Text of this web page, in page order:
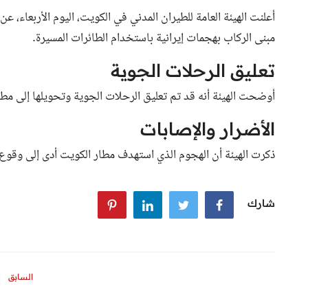
أعلنت الهيئة العامة للطيران المدني في الكويت، اليوم
مبنى الركاب بهجمات إيرانية باستخدام الطائرات المسيرة.
تعليق الرحلات الجوية
أوضحت الهيئة أنه قد تم تعليق الرحلات الجوية وتحويلها إلى
الأضرار والإصابات
ذكرت الهيئة أن الهجوم الذي استهدف مطار الكويت أدى إلى
شارك
السابق